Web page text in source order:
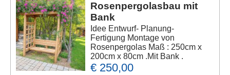
Rosenpergolasbau mit
Bank
Idee Entwurf- Planung-
Fertigung Montage von
Rosenpergolas Maß : 250cm x
200cm x 80cm .Mit Bank .
€ 250,00